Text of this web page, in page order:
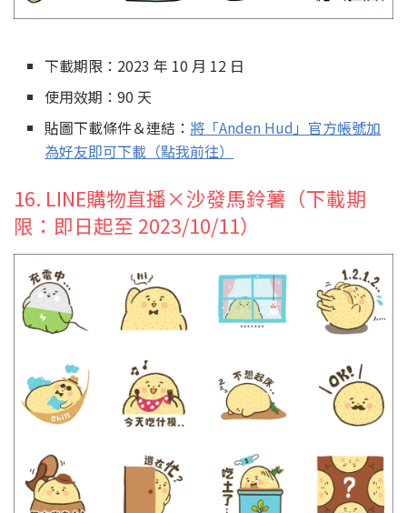
下載期限：2023 年 10 月 12 日
使用效期：90 天
貼圖下載條件＆連結： 將「Anden Hud」官方帳號加
為好友即可下載（點我前往）
16. LINE購物直播×沙發馬鈴薯（下載期
限：即日起至 2023/10/11）